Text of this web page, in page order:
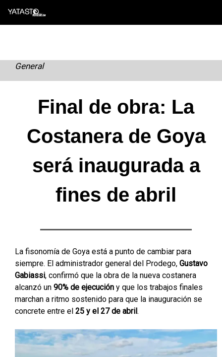
Skip
General
Final de obra: La
Costanera de Goya
será inaugurada a
fines de abril
La fisonomía de Goya está a punto de cambiar para
siempre. El administrador general del Prodego, Gustavo
Gabiassi, confirmó que la obra de la nueva costanera
alcanzó un 90% de ejecución y que los trabajos finales
marchan a ritmo sostenido para que la inauguración se
concrete entre el 25 y el 27 de abril .